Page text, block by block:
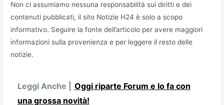
Non ci assumiamo nessuna responsabilità sui diritti e dei
contenuti pubblicati, il sito Notizie H24 è solo a scopo
informativo. Seguire la fonte dell’articolo per avere maggiori
informazioni sulla provenienza e per leggere il resto delle
notizie.
Leggi Anche |
Oggi riparte Forum e lo fa con
una grossa novità!